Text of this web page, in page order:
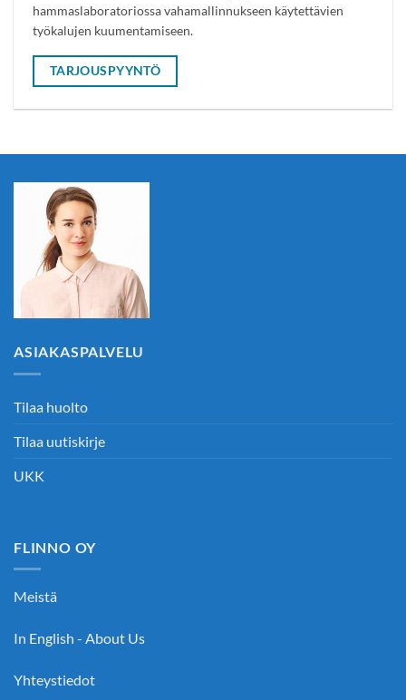
hammaslaboratoriossa vahamallinnukseen käytettävien
työkalujen kuumentamiseen.
TARJOUSPYYNTÖ
ASIAKASPALVELU
Tilaa huolto
Tilaa uutiskirje
UKK
FLINNO OY
Meistä
In English - About Us
Yhteystiedot